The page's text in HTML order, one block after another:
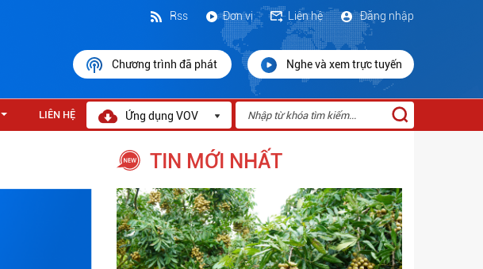
Đăng nhập
Liên hệ
Đơn vị
Rss
Chương trình đã phát Nghe và xem trực tuyến
LIÊN HỆ Ứng dụng VOV
TIN MỚI NHẤT